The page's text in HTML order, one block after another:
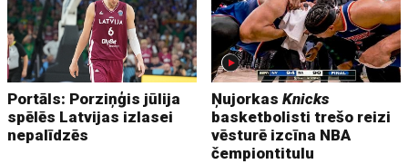
Portāls: Porziņģis jūlija
spēlēs Latvijas izlasei
nepalīdzēs
ŅujorkasKnicks
basketbolisti trešo reizi
vēsturē izcīna NBA
čempiontitulu